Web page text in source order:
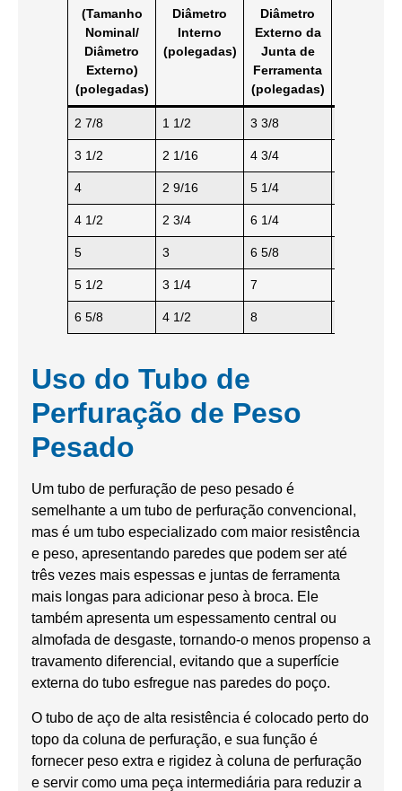
(Tamanho
Nominal/
Diâmetro
Externo)
(polegadas)
Diâmetro
Interno
(polegadas)
Diâmetro
Externo da
Junta de
Ferramenta
(polegadas)
2 7/8 1 1/2 3 3/8
3 1/2 2 1/16 4 3/4
4 2 9/16 5 1/4
4 1/2 2 3/4 6 1/4
5 3 6 5/8
5 1/2 3 1/4 7
6 5/8 4 1/2 8
Uso do Tubo de
Perfuração de Peso
Pesado
Um tubo de perfuração de peso pesado é
semelhante a um tubo de perfuração convencional,
mas é um tubo especializado com maior resistência
e peso, apresentando paredes que podem ser até
três vezes mais espessas e juntas de ferramenta
mais longas para adicionar peso à broca. Ele
também apresenta um espessamento central ou
almofada de desgaste, tornando-o menos propenso a
travamento diferencial, evitando que a superfície
externa do tubo esfregue nas paredes do poço.
O tubo de aço de alta resistência é colocado perto do
topo da coluna de perfuração, e sua função é
fornecer peso extra e rigidez à coluna de perfuração
e servir como uma peça intermediária para reduzir a